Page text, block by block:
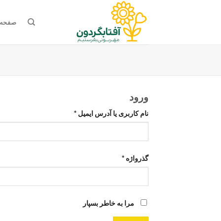
ورود
نام کاربری یا آدرس ایمیل *
گذرواژه *
مرا به خاطر بسپار